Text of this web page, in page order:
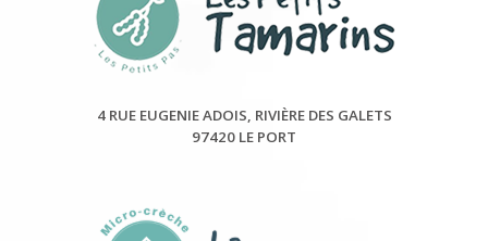
4 RUE EUGENIE ADOIS, RIVIÈRE DES GALETS
97420 LE PORT